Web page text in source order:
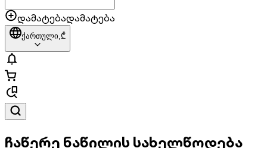
დამატებადამატება
ქართული,₾
ჩაწერე ნაწილის სახელწოდება